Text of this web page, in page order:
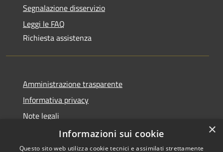
Segnalazione disservizio
Leggi le FAQ
Richiesta assistenza
Amministrazione trasparente
Informativa privacy
Note legali
Dichiarazione di accessibilità
×
Informazioni sui cookie
Questo sito web utilizza cookie tecnici e assimilati strettamente